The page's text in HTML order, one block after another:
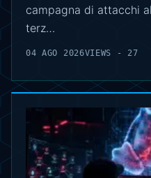
campagna di attacchi
terz…
04 AGO 2026VIEWS - 27